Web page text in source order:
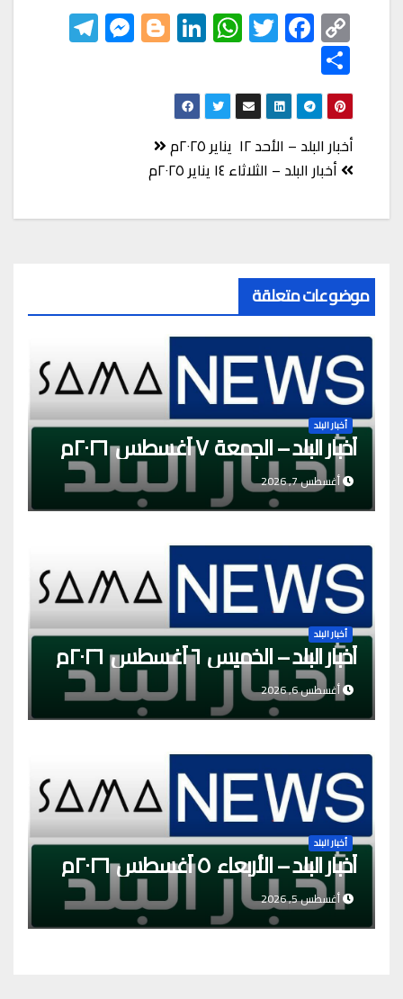
C
o
p
y
Li
nk
F
ac
eb
o
o
k
T
wi
tt
er
W
h
at
s
A
p
Li
nk
ed
In
Bl
o
M
es S
h
ar
e
تصفّح
المقالات
أخبار البلد – الأحد ١٢ يناير ٢٠٢٥م
أخبار البلد – الثلاثاء ١٤ يناير ٢٠٢٥م
موضوعات متعلقة
أخبار البلد
أخبار البلد – الجمعة ٧ أغسطس ٢٠٢٦م
أغسطس 7, 2026
أخبار البلد
أخبار البلد – الخميس ٦ أغسطس ٢٠٢٦م
أغسطس 6, 2026
أخبار البلد
أخبار البلد – الأربعاء ٥ أغسطس ٢٠٢٦م
أغسطس 5, 2026